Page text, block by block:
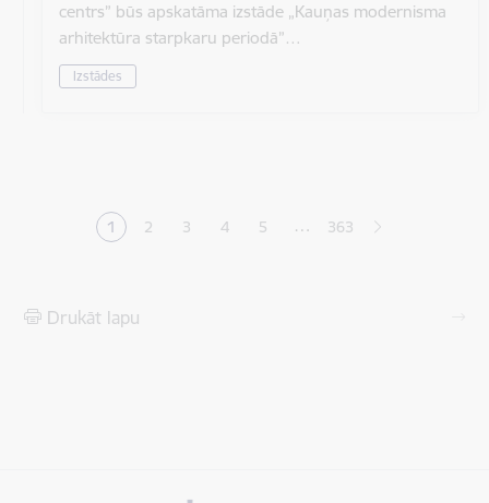
centrs” būs apskatāma izstāde „Kauņas modernisma
arhitektūra starpkaru periodā”…
Izstādes
Pašreizējā lapa
1 Lapa
2 Lapa
3 Lapa
4 Lapa
5 … 363
Drukāt lapu